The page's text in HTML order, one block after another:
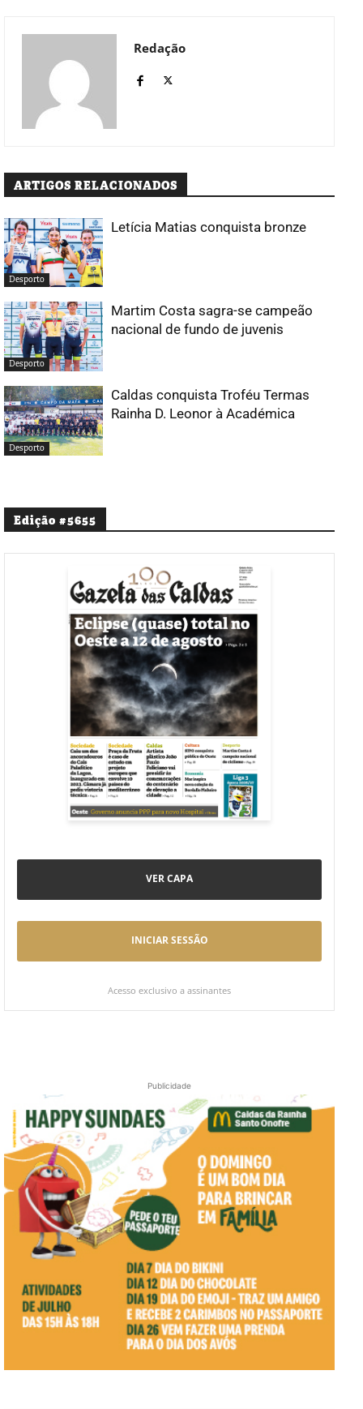
Redação
ARTIGOS RELACIONADOS
Desporto
Letícia Matias conquista bronze
Desporto
Martim Costa sagra-se campeão
nacional de fundo de juvenis
Desporto
Caldas conquista Troféu Termas
Rainha D. Leonor à Académica
Edição #5655
VER CAPA
INICIAR SESSÃO
Acesso exclusivo a assinantes
Publicidade